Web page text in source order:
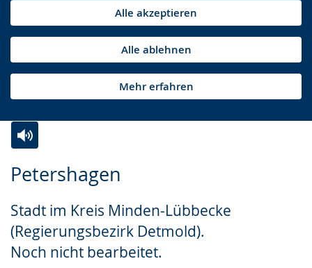
Alle akzeptieren
Alle ablehnen
Mehr erfahren
Petershagen
Stadt im Kreis Minden-Lübbecke
(Regierungsbezirk Detmold).
Noch nicht bearbeitet.
Leichten
wechseln.
Audio-
Video
Deutscher
Gebärdensprache
wird